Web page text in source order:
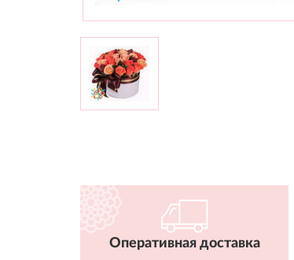
Оперативная доставка